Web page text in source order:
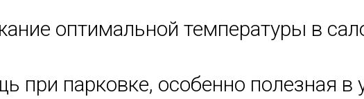
оптимальной температуры в
при парковке, особенно полезная в